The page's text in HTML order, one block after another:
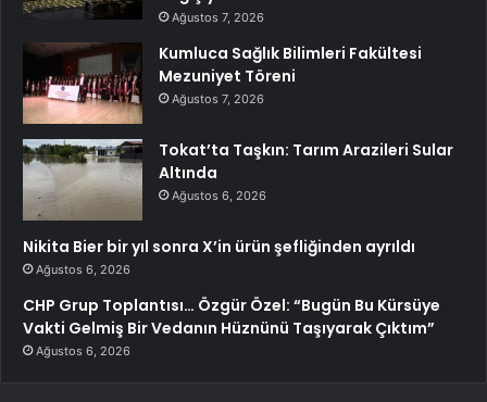
Ağustos 7, 2026
Kumluca Sağlık Bilimleri Fakültesi
Mezuniyet Töreni
Ağustos 7, 2026
Tokat’ta Taşkın: Tarım Arazileri Sular
Altında
Ağustos 6, 2026
Nikita Bier bir yıl sonra X’in ürün şefliğinden ayrıldı
Ağustos 6, 2026
CHP Grup Toplantısı… Özgür Özel: “Bugün Bu Kürsüye
Vakti Gelmiş Bir Vedanın Hüznünü Taşıyarak Çıktım”
Ağustos 6, 2026